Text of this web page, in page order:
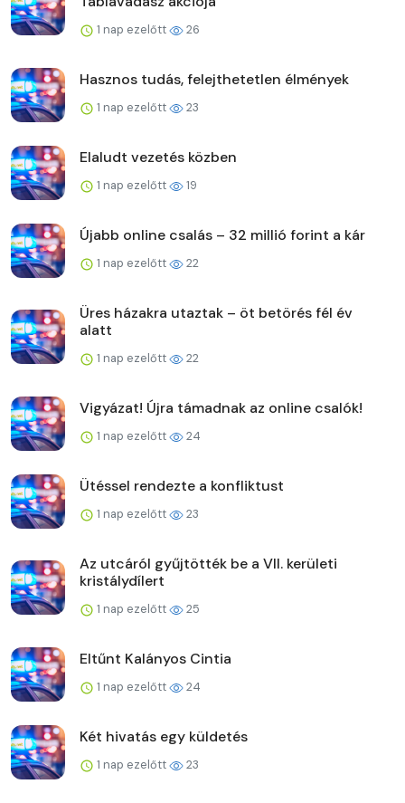
1 nap ezelőtt 26
Hasznos tudás, felejthetetlen élmények
1 nap ezelőtt 23
Elaludt vezetés közben
1 nap ezelőtt 19
Újabb online csalás – 32 millió forint a kár
1 nap ezelőtt 22
Üres házakra utaztak – öt betörés fél év
alatt
1 nap ezelőtt 22
Vigyázat! Újra támadnak az online csalók!
1 nap ezelőtt 24
Ütéssel rendezte a konfliktust
1 nap ezelőtt 23
Az utcáról gyűjtötték be a VII. kerületi
kristálydílert
1 nap ezelőtt 25
Eltűnt Kalányos Cintia
1 nap ezelőtt 24
Két hivatás egy küldetés
1 nap ezelőtt 23